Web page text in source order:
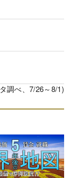
調べ、7/26～8/1)